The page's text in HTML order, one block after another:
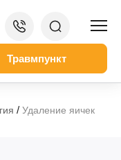
Травмпункт
/ Удаление яичек